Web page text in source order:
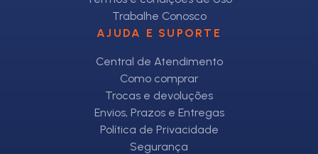
Trabalhe Conosco
AJUDA E SUPORTE
Central de Atendimento
Como comprar
Trocas e devoluções
Envios, Prazos e Entregas
Política de Privacidade
Segurança